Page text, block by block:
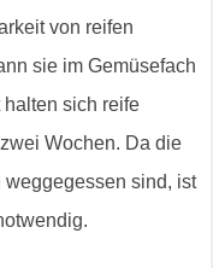
von reifen
sie im Gemüsefach
sich reife
Wochen. Da die
sind, ist